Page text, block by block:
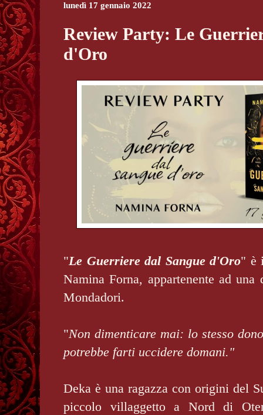
lunedì 17 gennaio 2022
Review Party: Le
d'Oro
"Le Guerriere dal Sangue d'Oro" è
Namina Forna, appartenente ad
Mondadori.
"Non dimenticare mai: lo stesso
potrebbe farti uccidere domani."
Deka è una ragazza con origini del
piccolo villaggetto a Nord di